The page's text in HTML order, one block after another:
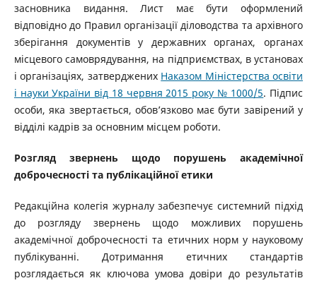
засновника видання. Лист має бути оформлений
відповідно до Правил організації діловодства та архівного
зберігання документів у державних органах, органах
місцевого самоврядування, на підприємствах, в установах
і організаціях, затверджених Наказом Міністерства освіти
і науки України від 18 червня 2015 року № 1000/5. Підпис
особи, яка звертається, обов’язково має бути завірений у
відділі кадрів за основним місцем роботи.
Розгляд звернень щодо порушень академічної
доброчесності та публікаційної етики
Редакційна колегія журналу забезпечує системний підхід
до розгляду звернень щодо можливих порушень
академічної доброчесності та етичних норм у науковому
публікуванні. Дотримання етичних стандартів
розглядається як ключова умова довіри до результатів